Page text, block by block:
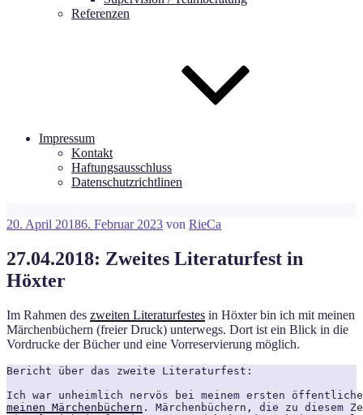
Referenzen
Impressum
Kontakt
Haftungsausschluss
Datenschutzrichtlinen
Veröffentlicht
20. April 20186. Februar 2023 von RieCa
27.04.2018: Zweites Literaturfest in
Höxter
Im Rahmen des zweiten Literaturfestes in Höxter bin ich mit meinen
Märchenbüchern (freier Druck) unterwegs. Dort ist ein Blick in die
Vordrucke der Bücher und eine Vorreservierung möglich.
Bericht über das zweite Literaturfest:
Ich war unheimlich nervös bei meinem ersten
meinen Märchenbüchern . Märchenbüchern, die zu diesem